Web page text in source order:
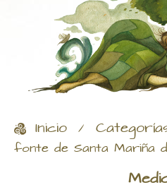
Inicio /
fonte de Santa Mariña